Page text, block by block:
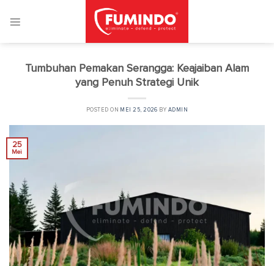
Tumbuhan Pemakan Serangga: Keajaiban Alam
yang Penuh Strategi Unik
POSTED ON MEI 25, 2026 BY ADMIN
25
Mei